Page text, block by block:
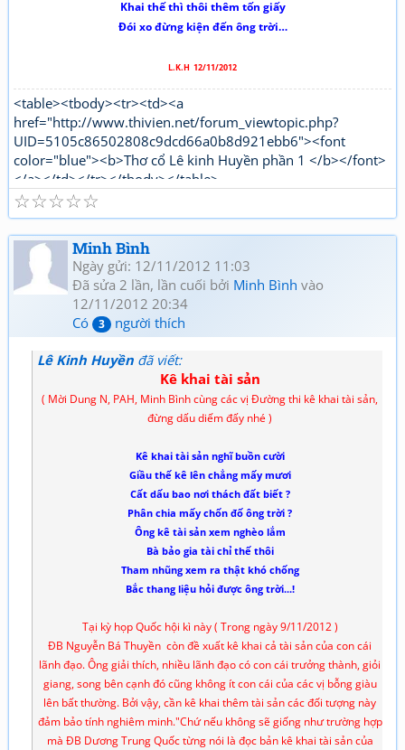
Khai thế thì thôi thêm tốn giấy
Đói xo đừng kiện đến ông trời…
L.K.H 12/11/2012
<table><tbody><tr><td><a
href="http://www.thivien.net/forum_viewtopic.php?
UID=5105c86502808c9dcd66a0b8d921ebb6"><font
color="blue"><b>Thơ cổ Lê kinh Huyền phần 1 </b></font>
</a></td></tr></tbody></table>
"http://www.thivien.net/forum_viewtopic.php?
UID=bkDYrcuJOSk9GouaL4BqFQ"><font color="red">
<b>Thơ mới Lê kinh Huyền phần 1</b></font></a></td>
</tr></tbody></table>[/html]
☆
☆
☆
☆
☆
Minh Bình
Ngày gửi: 12/11/2012 11:03
Đã sửa 2 lần, lần cuối bởi Minh Bình vào
12/11/2012 20:34
Có
3 người thích
Lê Kinh Huyền đã viết:
Kê khai tài sản
( Mời Dung N, PAH, Minh Bình cùng các vị Đường thi kê khai tài sản,
đừng dấu diếm đấy nhé )
Kê khai tài sản nghĩ buồn c­ười
Giầu thế kê lên chẳng mấy m­ươi
Cất dấu bao nơi thách đất biết ?
Phân chia mấy chốn đố ông trời ?
Ông kê tài sản xem nghèo lắm
Bà bảo gia tài chỉ thế thôi
Tham nhũng xem ra thật khó chống
Bắc thang liệu hỏi được ông trời...!
Tại kỳ họp Quốc hội kì này ( Trong ngày 9/11/2012 )
ĐB Nguyễn Bá Thuyền còn đề xuất kê khai cả tài sản của con cái
lãnh đạo. Ông giải thích, nhiều lãnh đạo có con cái trưởng thành, giỏi
giang, song bên cạnh đó cũng không ít con cái của các vị bỗng giàu
lên bất thường. Bởi vậy, cần kê khai thêm tài sản các đối tượng này
đảm bảo tính nghiêm minh."Chứ nếu không sẽ giống như trường hợp
mà ĐB Dương Trung Quốc từng nói là đọc bản kê khai tài sản của